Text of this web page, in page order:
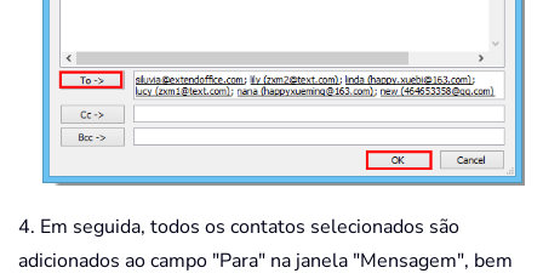
4. Em seguida, todos os contatos selecionados são
adicionados ao campo "Para" na janela "Mensagem", bem